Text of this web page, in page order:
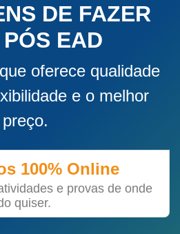
DE FAZER
EAD
oferece qualidade
e o melhor
preço.
100% Online
e provas de onde
quiser.